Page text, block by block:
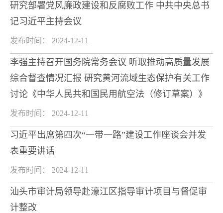
研究部署党风廉政建设和反腐败工作 中共中央总书
记习近平主持会议
发布时间： 2024-12-11
李强主持召开国务院常务会议 听取推动高质量发展
综合督查情况汇报 研究黄河流域生态保护有关工作
讨论《中华人民共和国民用航空法（修订草案）》
发布时间： 2024-12-11
习近平出席第四次“一带一路”建设工作座谈会并发
表重要讲话
发布时间： 2024-12-11
汕头市审计局领导赴濠江区指导审计项目与督促审
计整改